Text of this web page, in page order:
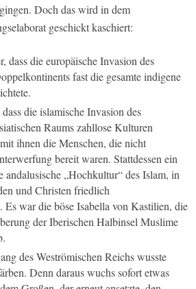
Doch das wird in dem
geschickt kaschiert:
dass die europäische Invasion des
fast die gesamte indigene
die islamische Invasion des
Raums zahllose Kulturen
ihnen die Menschen, die nicht
bereit waren. Stattdessen ein
andalusische „Hochkultur“ des Islam, in
und Christen friedlich
Es war die böse Isabella von Kastilien, die
der Iberischen Halbinsel Muslime
des Weströmischen Reichs wusste
Denn daraus wuchs sofort etwas